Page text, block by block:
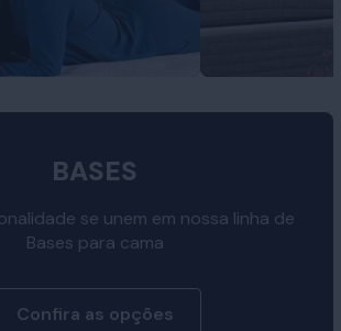
BASES
se unem em nossa linha de
Bases para cama
Confira as opções